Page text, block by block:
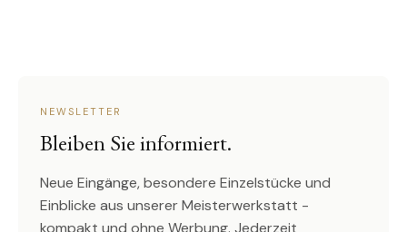
NEWSLETTER
Bleiben Sie informiert.
Neue Eingänge, besondere Einzelstücke und
Einblicke aus unserer Meisterwerkstatt -